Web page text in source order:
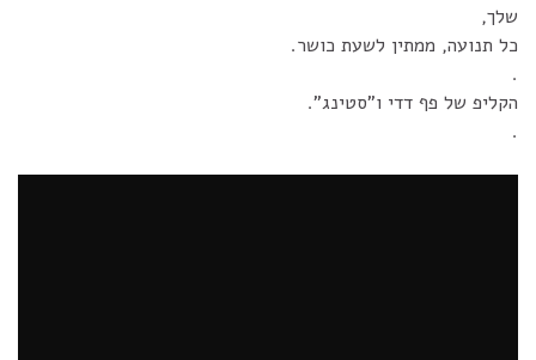
שלך,
כל תנועה, ממתין לשעת כושר.
.
הקליפ של פף דדי ו"סטינג".
.